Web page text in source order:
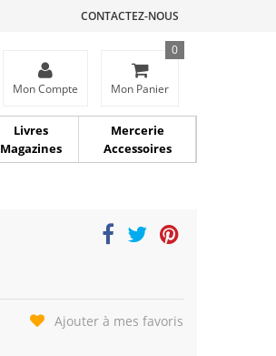
CONTACTEZ-NOUS
Mon Compte Mon Panier
0
Livres
Magazines
Mercerie
Accessoires
Ajouter à mes favoris